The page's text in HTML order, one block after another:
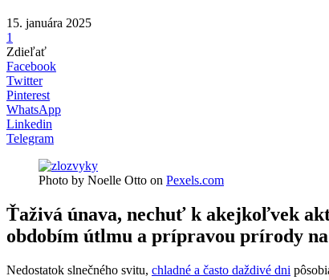
15. januára 2025
1
Zdieľať
Facebook
Twitter
Pinterest
WhatsApp
Linkedin
Telegram
Photo by Noelle Otto on Pexels.com
Ťaživá únava, nechuť k akejkoľvek
obdobím útlmu a prípravou prírody
Nedostatok slnečného svitu, chladné a často daždivé dni